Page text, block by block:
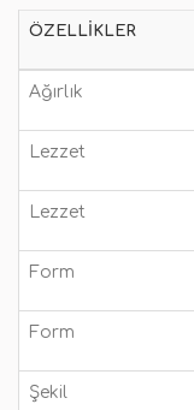
ÖZELLIKLER
Ağırlık
Lezzet
Lezzet
Form
Form
Şekil